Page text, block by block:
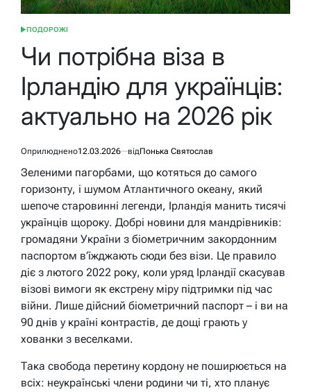
ОПУБЛІКУВАТИ
ПОДОРОЖІ
Чи потрібна віза в
Ірландію для українців:
актуально на 2026 рік
Оприлюднено12.03.2026 відПонька Святослав
Зеленими пагорбами, що котяться до самого
горизонту, і шумом Атлантичного океану, який
шепоче старовинні легенди, Ірландія манить тисячі
українців щороку. Добрі новини для мандрівників:
громадяни України з біометричним закордонним
паспортом в’їжджають сюди без візи. Це правило
діє з лютого 2022 року, коли уряд Ірландії скасував
візові вимоги як екстрену міру підтримки під час
війни. Лише дійсний біометричний паспорт – і ви на
90 днів у країні контрастів, де дощі грають у
хованки з веселками.
Така свобода перетину кордону не поширюється на
всіх: неукраїнські члени родини чи ті, хто планує